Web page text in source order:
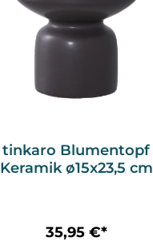
tinkaro Blumentopf
Keramik ø15x23,5 cm
35,95 €*